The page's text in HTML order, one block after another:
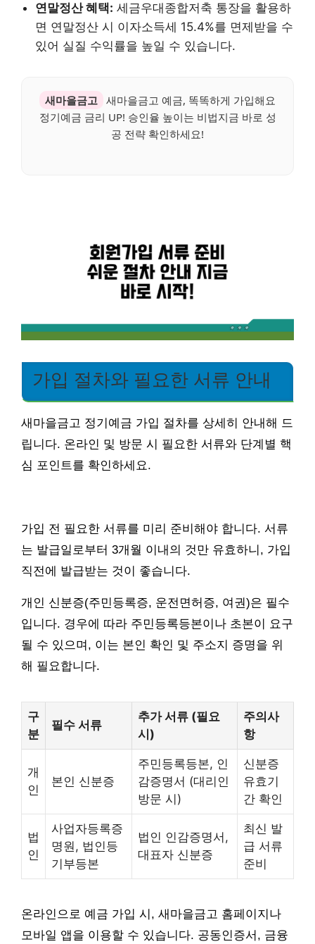
연말정산 혜택: 세금우대종합저축 통장을 활용하
면 연말정산 시 이자소득세 15.4%를 면제받을 수
있어 실질 수익률을 높일 수 있습니다.
새마을금고 새마을금고 예금, 똑똑하게 가입해요
정기예금 금리 UP! 승인율 높이는 비법지금 바로 성
공 전략 확인하세요!
가입 절차와 필요한 서류 안내
새마을금고 정기예금 가입 절차를 상세히 안내해 드
립니다. 온라인 및 방문 시 필요한 서류와 단계별 핵
심 포인트를 확인하세요.
가입 전 필요한 서류를 미리 준비해야 합니다. 서류
는 발급일로부터 3개월 이내의 것만 유효하니, 가입
직전에 발급받는 것이 좋습니다.
개인 신분증(주민등록증, 운전면허증, 여권)은 필수
입니다. 경우에 따라 주민등록등본이나 초본이 요구
될 수 있으며, 이는 본인 확인 및 주소지 증명을 위
해 필요합니다.
구
분
필수 서류
추가 서류 (필요
시)
주의사
항
개
인
본인 신분증
주민등록등본, 인
감증명서 (대리인
방문 시)
신분증
유효기
간 확인
법
인
사업자등록증
명원, 법인등
기부등본
법인 인감증명서,
대표자 신분증
최신 발
급 서류
준비
온라인으로 예금 가입 시, 새마을금고 홈페이지나
모바일 앱을 이용할 수 있습니다. 공동인증서, 금융